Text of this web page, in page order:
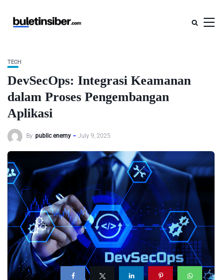
TECH
DevSecOps: Integrasi Keamanan
dalam Proses Pengembangan
Aplikasi
By public enemy July 9, 2025